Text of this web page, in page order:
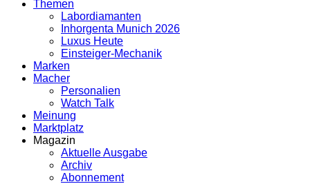
Themen
Labordiamanten
Inhorgenta Munich 2026
Luxus Heute
Einsteiger-Mechanik
Marken
Macher
Personalien
Watch Talk
Meinung
Marktplatz
Magazin
Aktuelle Ausgabe
Archiv
Abonnement